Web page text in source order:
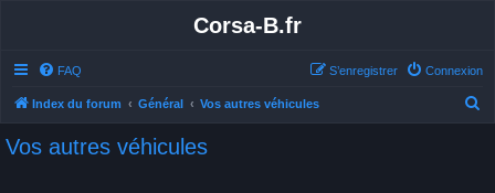
Corsa-B.fr
FAQ Connexion
S’enregistrer
Index du forum Général Vos autres véhicules
Vos autres véhicules